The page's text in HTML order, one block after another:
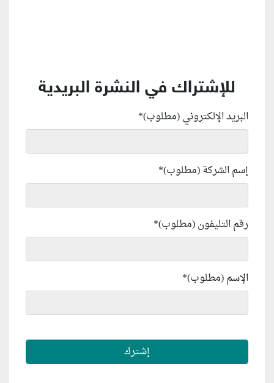
للإشتراك في النشرة البريدية
البريد الإلكتروني (مطلوب)*
إسم الشركة (مطلوب)*
رقم التليفون (مطلوب)*
الإسم (مطلوب)*